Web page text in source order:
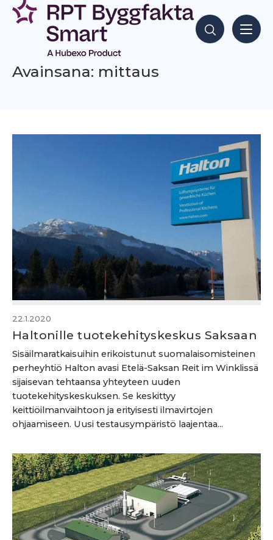
Siirry
sisältöön
Hae sisältöjä
Avainsana: mittaus
22.1.2020
Haltonille tuotekehityskeskus Saksaan
Sisäilmaratkaisuihin erikoistunut suomalaisomisteinen
perheyhtiö Halton avasi Etelä-Saksan Reit im Winklissä
sijaisevan tehtaansa yhteyteen uuden
tuotekehityskeskuksen. Se keskittyy
keittiöilmanvaihtoon ja erityisesti ilmavirtojen
ohjaamiseen. Uusi testausympäristö laajentaa...